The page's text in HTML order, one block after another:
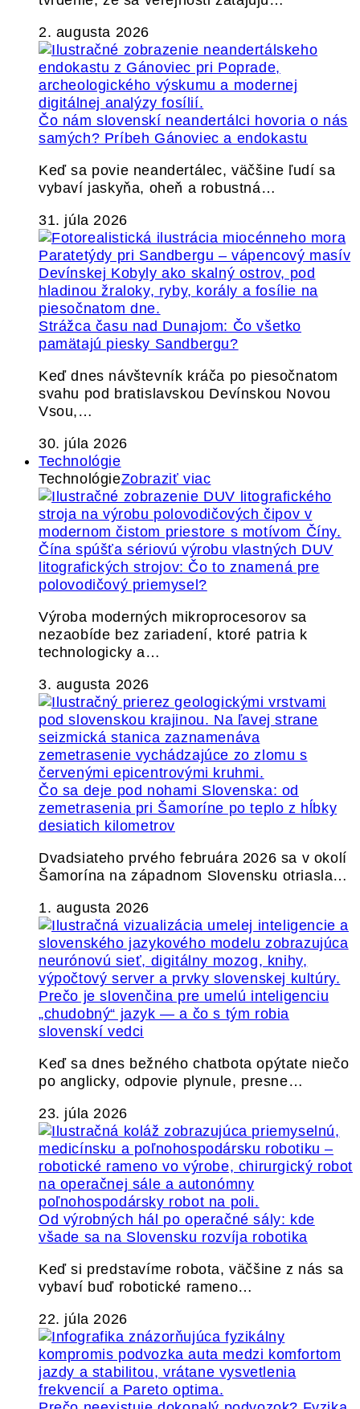
2. augusta 2026
Čo nám slovenskí neandertálci hovoria o nás
samých? Príbeh Gánoviec a endokastu
Keď sa povie neandertálec, väčšine ľudí sa
vybaví jaskyňa, oheň a robustná…
31. júla 2026
Strážca času nad Dunajom: Čo všetko
pamätajú piesky Sandbergu?
Keď dnes návštevník kráča po piesočnatom
svahu pod bratislavskou Devínskou Novou
Vsou,…
30. júla 2026
Technológie
TechnológieZobraziť viac
Čína spúšťa sériovú výrobu vlastných DUV
litografických strojov: Čo to znamená pre
polovodičový priemysel?
Výroba moderných mikroprocesorov sa
nezaobíde bez zariadení, ktoré patria k
technologicky a…
3. augusta 2026
Čo sa deje pod nohami Slovenska: od
zemetrasenia pri Šamoríne po teplo z hĺbky
desiatich kilometrov
Dvadsiateho prvého februára 2026 sa v okolí
Šamorína na západnom Slovensku otriasla…
1. augusta 2026
Prečo je slovenčina pre umelú inteligenciu
„chudobný“ jazyk — a čo s tým robia
slovenskí vedci
Keď sa dnes bežného chatbota opýtate niečo
po anglicky, odpovie plynule, presne…
23. júla 2026
Od výrobných hál po operačné sály: kde
všade sa na Slovensku rozvíja robotika
Keď si predstavíme robota, väčšine z nás sa
vybaví buď robotické rameno…
22. júla 2026